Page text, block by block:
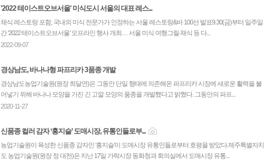
'2022 테이스트오브서울' 미식도시 서울의 대표 레스...
채식 레스토랑 포함, 국내외 미식 전문가가 인정하는 서울 레스토랑&바 100선 발표9.30(금)부터 일주일
간 ‘2022 테이스트오브서울’ 오프라인 행사 개최… 서울 미식 여행그릴‧채식 등 다...
2022-09-07
경상남도, 바나나형 파프리카 3품종 개발
경상남도농업기술원(원장 최달연)은 그동안 단일 형태에 의존해온 파프리카 시장에 새로운 활력을 불
어넣기 위해 바나나 모양을 가진 긴 고깔 모양의 품종을 개발했다고 밝혔다. 그동안의 파프...
2020-11-27
신품종 컬러 감자 ‘홍지슬’ 도매시장, 유통인들로부...
농업기술원이 육성한 신품종 감자인 ‘홍지슬’이 도매시장 유통인들로부터 호평을 받았다.제주특별자치
도 농업기술원(원장 정 대천)은 지난 17일 가락시장 동화청과 회의실에서 도매시장 유통...